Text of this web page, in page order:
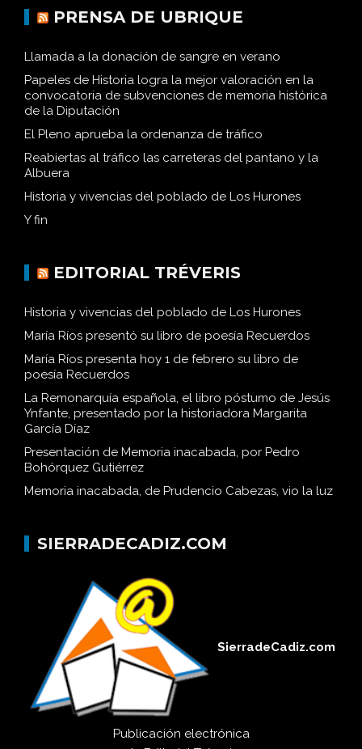
PRENSA DE UBRIQUE
Llamada a la donación de sangre en verano
Papeles de Historia logra la mejor valoración en la
convocatoria de subvenciones de memoria histórica
de la Diputación
El Pleno aprueba la ordenanza de tráfico
Reabiertas al tráfico las carreteras del pantano y la
Albuera
Historia y vivencias del poblado de Los Hurones
Y fin
EDITORIAL TRÉVERIS
Historia y vivencias del poblado de Los Hurones
María Ríos presentó su libro de poesía Recuerdos
María Ríos presenta hoy 1 de febrero su libro de
poesía Recuerdos
La Remonarquía española, el libro póstumo de Jesús
Ynfante, presentado por la historiadora Margarita
García Díaz
Presentación de Memoria inacabada, por Pedro
Bohórquez Gutiérrez
Memoria inacabada, de Prudencio Cabezas, vio la luz
SIERRADECADIZ.COM
SierradeCadiz.com
Publicación electrónica